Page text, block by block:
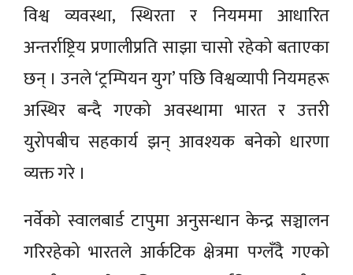
विश्व व्यवस्था, स्थिरता र नियममा आधारित
अन्तर्राष्ट्रिय प्रणालीप्रति साझा चासो रहेको बताएका
छन् । उनले ‘ट्रम्पियन युग’ पछि विश्वव्यापी नियमहरू
अस्थिर बन्दै गएको अवस्थामा भारत र उत्तरी
युरोपबीच सहकार्य झन् आवश्यक बनेको धारणा
व्यक्त गरे ।
नर्वेको स्वालबार्ड टापुमा अनुसन्धान केन्द्र सञ्चालन
गरिरहेको भारतले आर्कटिक क्षेत्रमा पग्लँदै गएको